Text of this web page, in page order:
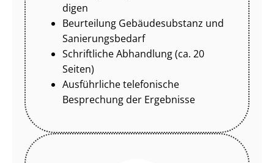
di­gen
Beurteilung Gebäudesubstanz und
Sa­nie­rungs­be­darf
Schriftliche Abhandlung (ca. 20
Seiten)
Ausführliche telefonische
Besprechung der Ergebnisse